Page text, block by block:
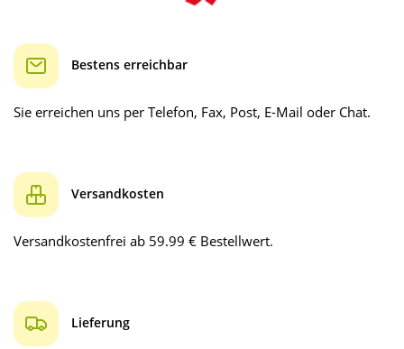
Bestens erreichbar
Sie erreichen uns per Telefon, Fax, Post, E-Mail oder Chat.
Versandkosten
Versandkostenfrei ab 59.99 € Bestellwert.
Lieferung